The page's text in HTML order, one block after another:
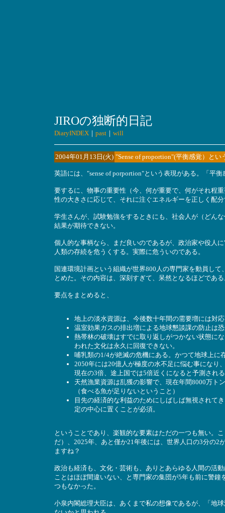
JIROの独断的日記
DiaryINDEX｜ past｜ will
2004年01月13日(火) "Sense of proportion"(平衡感覚）とい
英語には、"sense of porportion"という表現がある。「平
要するに、物事の重要性（今、何が重要で、何がそれ程
性の大きさに応じて、それに注ぐエネルギーを正しく配
学生さんが、試験勉強をするときにも、社会人が（どん
結果が期待できない。
個人的な事柄なら、まだ良いのであるが、政治家や役人
人類の存続を危うくする。実際に危ういのである。
国連環境計画という組織が世界800人の専門家を動員し
とめた。その内容は、深刻すぎて、呆然となるほどである
要点をまとめると、
地上の淡水資源は、今後数十年間の需要増には対
温室効果ガスの排出増による地球懇談課の防止は
熱帯林の破壊はすでに取り返しがつかない状態に
われた文化は永久に回復できない。
哺乳類の1/4が絶滅の危機にある。かつて地球上
2050年には20億人が極度の水不足に悩む事になり
現在の3倍、途上国では5倍近くになると予測され
天然漁業資源は乱獲の影響で、現在年間8000万ト
（食べる魚が足りないということ）
目先の経済的な利益のためにしばしば無視されて
定の中心に置くことが必須。
ということであり、楽観的な要素はただの一つも無い。
だ）、2025年、あと僅か21年後には、世界人口の3分の
ますね？
政治も経済も、文化・芸術も、ありとあらゆる人間の活
ことはほぼ間違いない、と専門家の集団が5年も前に警
つもなかった。
小泉内閣総理大臣は、あくまで私の想像であるが、「地